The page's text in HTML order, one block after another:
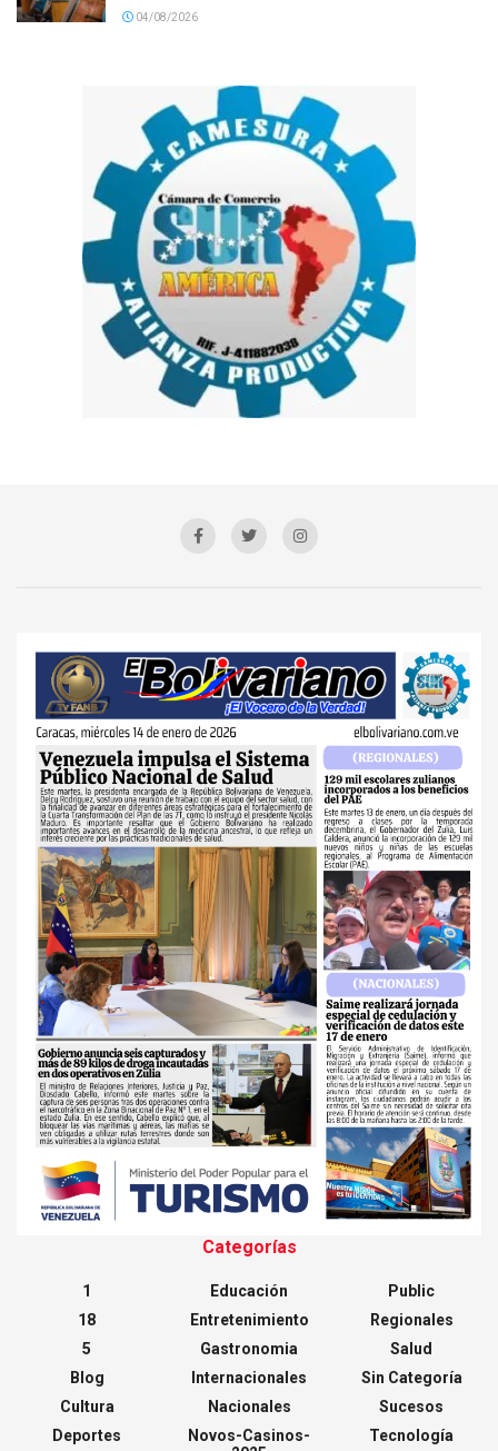
04/08/2026
Categorías
1
18
5
Blog
Cultura
Deportes
Educación
Entretenimiento
Gastronomia
Internacionales
Nacionales
Novos-Casinos-
Public
Regionales
Salud
Sin Categoría
Sucesos
Tecnología